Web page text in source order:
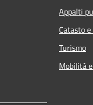
Appalti
Catasto
Turismo
Mobilità